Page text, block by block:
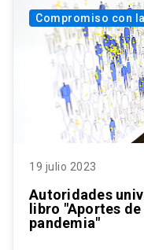
Compromiso con
19 julio 2023
Autoridades
libro "Aportes
pandemia"